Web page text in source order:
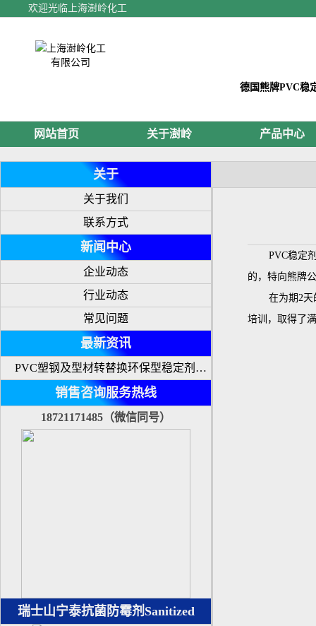
欢迎光临上海澍岭化工
德国熊牌PVC稳
网站首页 关于澍岭 产品中心
关于
关于我们
联系方式
新闻中心
企业动态
行业动态
常见问题
最新资讯
PVC塑钢及型材转替换环保型稳定剂2017年7月起实行
销售咨询服务热线
18721171485（微信同号）
瑞士山宁泰抗菌防霉剂Sanitized
PVC稳定
的，特向熊牌
在为期2
培训，取得了